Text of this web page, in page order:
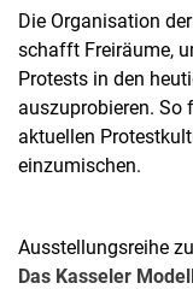
Die Organisation
schafft Freiräume,
Protests in den
auszuprobieren. So
aktuellen
einzumischen.
Ausstellungsreihe
Das Kasseler